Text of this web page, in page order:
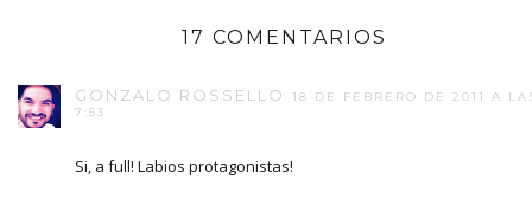
17 COMENTARIOS
GONZALO ROSSELLO
18 DE FEBRERO DE 2011 A
7:53
Si, a full! Labios protagonistas!